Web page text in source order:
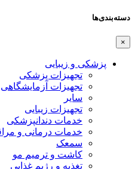
دسته‌بندی‌ها
×
پزشکی و زیبایی
تجهیزات پزشکی
تجهیزات آزمایشگاهی
سایر
تجهیزات زیبایی
خدمات دندانپزشکی
خدمات درمانی و
سمعک
کاشت و ترمیم مو
تغذیه و رژیم غذایی